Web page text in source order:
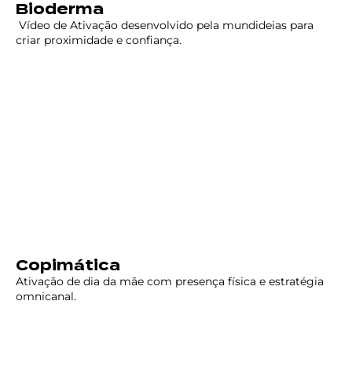
Bioderma
Vídeo de Ativação desenvolvido pela mundideias para
criar proximidade e confiança.
Copimática
Ativação de dia da mãe com presença física e estratégia
omnicanal.